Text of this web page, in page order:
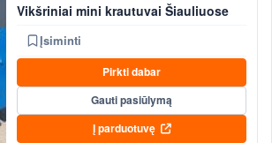
Vikšriniai mini krautuvai Šiauliuose
Įsiminti
Pirkti dabar
Gauti pasiūlymą
Į parduotuvę